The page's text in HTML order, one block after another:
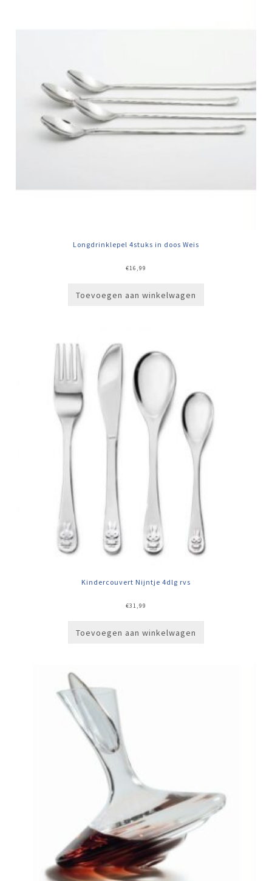
Longdrinklepel 4stuks in doos Weis
€16,99
Toevoegen aan winkelwagen
Kindercouvert Nijntje 4dlg rvs
€31,99
Toevoegen aan winkelwagen